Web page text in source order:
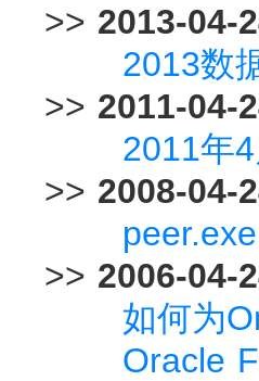
>> 2013-04-
2013数
>> 2011-04-
2011年
>> 2008-04-
>> 2006-04-
如何为
Oracle